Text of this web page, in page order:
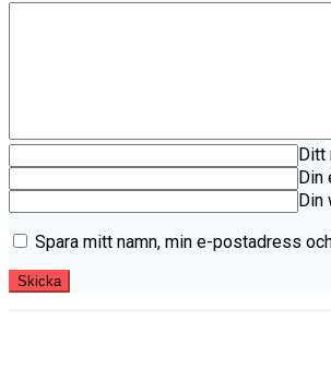
Ditt
Din
Spara mitt namn, min e-postadress